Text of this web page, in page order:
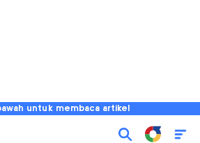
untuk membaca artikel